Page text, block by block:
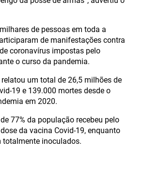
de pessoas em toda a
de manifestações contra
coronavírus impostas pelo
o curso da pandemia.
um total de 26,5 milhões de
19 e 139.000 mortes desde o
em 2020.
77% da população recebeu pelo
da vacina Covid-19, enquanto
totalmente inoculados.